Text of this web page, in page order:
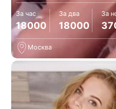
За час
18000
За два
18000
За
Москва